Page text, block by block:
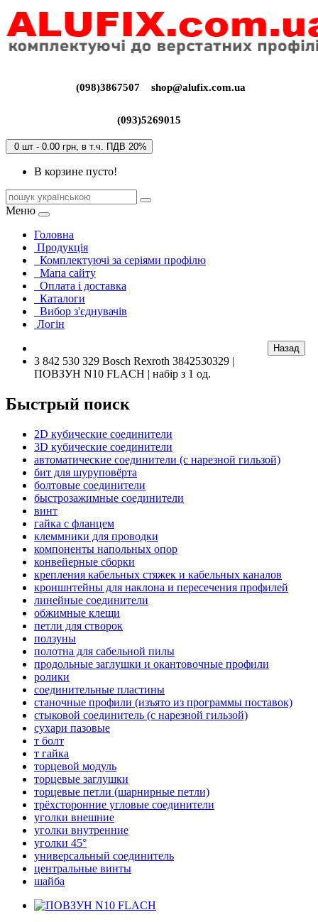
(098)3867507 shop@alufix.com.ua
(093)5269015
0 шт - 0.00 грн, в т.ч. ПДВ 20%
В корзине пусто!
Меню
Головна
Продукція
Комплектуючі за серіями профілю
Мапа сайту
Оплата і доставка
Каталоги
Вибор з'єднувачів
Логін
3 842 530 329 Bosch Rexroth 3842530329 |
ПОВЗУН N10 FLACH | набір з 1 од.
Быстрый поиск
2D кубические соединители
3D кубические соединители
автоматические соединители (с нарезной гильзой)
бит для шуруповёрта
болтовые соединители
быстрозажимные соединители
винт
гайка с фланцем
клеммники для проводки
компоненты напольных опор
конвейерные сборки
крепления кабельных стяжек и кабельных каналов
кроншнтейны для наклона и пересечения профилей
линейные соединители
обжимные клещи
петли для створок
ползуны
полотна для сабельной пилы
продольные заглушки и окантовочные профили
ролики
соединительные пластины
станочные профили (изъято из программы поставок)
стыковой соединитель (с нарезной гильзой)
сухари пазовые
т болт
т гайка
торцевой модуль
торцевые заглушки
торцевые петли (шарнирные петли)
трёхсторонние угловые соединители
уголки внешние
уголки внутренние
уголки 45°
универсальный соединитель
центральные винты
шайба